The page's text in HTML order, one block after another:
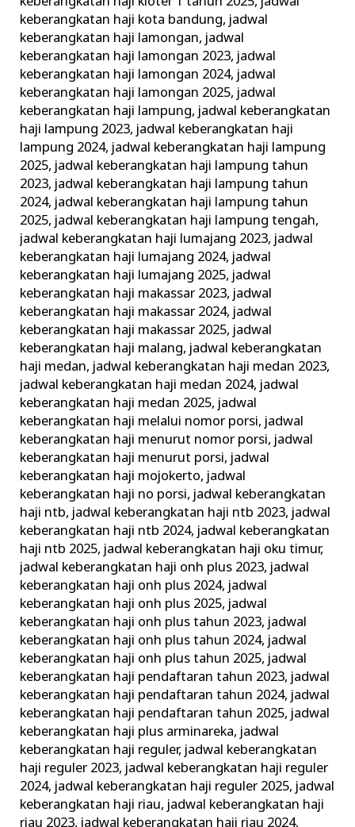
keberangkatan haji kota bandung, jadwal
keberangkatan haji lamongan, jadwal
keberangkatan haji lamongan 2023, jadwal
keberangkatan haji lamongan 2024, jadwal
keberangkatan haji lamongan 2025, jadwal
keberangkatan haji lampung, jadwal keberangkatan
haji lampung 2023, jadwal keberangkatan haji
lampung 2024, jadwal keberangkatan haji lampung
2025, jadwal keberangkatan haji lampung tahun
2023, jadwal keberangkatan haji lampung tahun
2024, jadwal keberangkatan haji lampung tahun
2025, jadwal keberangkatan haji lampung tengah,
jadwal keberangkatan haji lumajang 2023, jadwal
keberangkatan haji lumajang 2024, jadwal
keberangkatan haji lumajang 2025, jadwal
keberangkatan haji makassar 2023, jadwal
keberangkatan haji makassar 2024, jadwal
keberangkatan haji makassar 2025, jadwal
keberangkatan haji malang, jadwal keberangkatan
haji medan, jadwal keberangkatan haji medan 2023,
jadwal keberangkatan haji medan 2024, jadwal
keberangkatan haji medan 2025, jadwal
keberangkatan haji melalui nomor porsi, jadwal
keberangkatan haji menurut nomor porsi, jadwal
keberangkatan haji menurut porsi, jadwal
keberangkatan haji mojokerto, jadwal
keberangkatan haji no porsi, jadwal keberangkatan
haji ntb, jadwal keberangkatan haji ntb 2023, jadwal
keberangkatan haji ntb 2024, jadwal keberangkatan
haji ntb 2025, jadwal keberangkatan haji oku timur,
jadwal keberangkatan haji onh plus 2023, jadwal
keberangkatan haji onh plus 2024, jadwal
keberangkatan haji onh plus 2025, jadwal
keberangkatan haji onh plus tahun 2023, jadwal
keberangkatan haji onh plus tahun 2024, jadwal
keberangkatan haji onh plus tahun 2025, jadwal
keberangkatan haji pendaftaran tahun 2023, jadwal
keberangkatan haji pendaftaran tahun 2024, jadwal
keberangkatan haji pendaftaran tahun 2025, jadwal
keberangkatan haji plus arminareka, jadwal
keberangkatan haji reguler, jadwal keberangkatan
haji reguler 2023, jadwal keberangkatan haji reguler
2024, jadwal keberangkatan haji reguler 2025, jadwal
keberangkatan haji riau, jadwal keberangkatan haji